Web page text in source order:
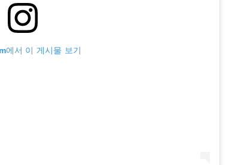
에서 이 게시물 보기